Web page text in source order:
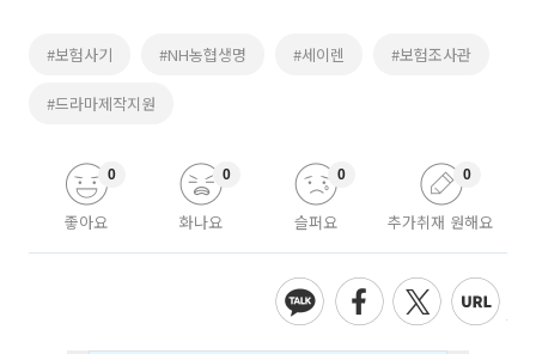
#보험사기 #NH농협생명 #세이렌 #보험조사관
#드라마제작지원
좋아요
0
화나요
0
슬퍼요
0
추가취재 원해요
0